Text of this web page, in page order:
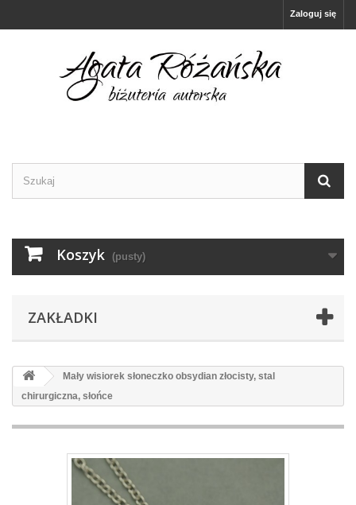
Zaloguj się
Koszyk (pusty)
ZAKŁADKI
Mały wisiorek słoneczko obsydian złocisty, stal
chirurgiczna, słońce